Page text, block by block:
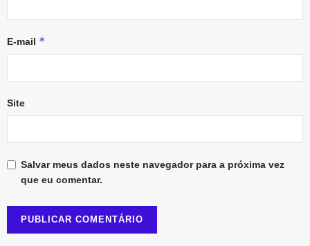
E-mail *
Site
Salvar meus dados neste navegador para a próxima vez
que eu comentar.